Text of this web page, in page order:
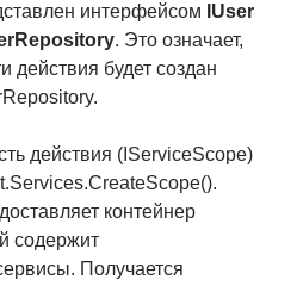
интерфейсом IUser
. Это означает,
действия будет создан
действия (IServiceScope)
контейнер
содержит
Получается